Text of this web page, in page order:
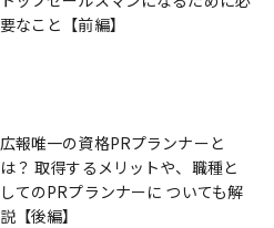
要なこと【前編】
広報唯一の資格PRプランナーと
は？ 取得するメリットや、職種と
してのPRプランナーに ついても解
説【後編】